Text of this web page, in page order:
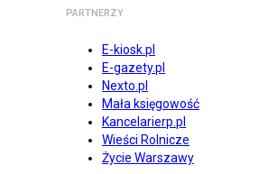
PARTNERZY
E-kiosk.pl
E-gazety.pl
Nexto.pl
Mała księgowość
Kancelarierp.pl
Wieści Rolnicze
Życie Warszawy